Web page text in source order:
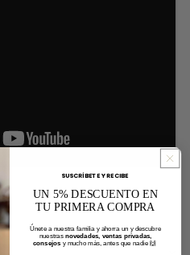
SUSCRÍBETE Y RECIBE
UN 5% DESCUENTO EN
TU PRIMERA COMPRA
Únete a nuestra familia y ahorra un y descubre
nuestras novedades, ventas privadas,
consejos y mucho más, antes que nadie 🙌